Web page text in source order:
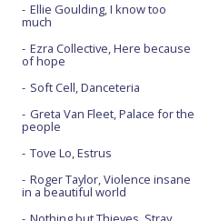
Ellie Goulding, I know too
much
Ezra Collective, Here because
of hope
Soft Cell, Danceteria
Greta Van Fleet, Palace for the
people
Tove Lo, Estrus
Roger Taylor, Violence insane
in a beautiful world